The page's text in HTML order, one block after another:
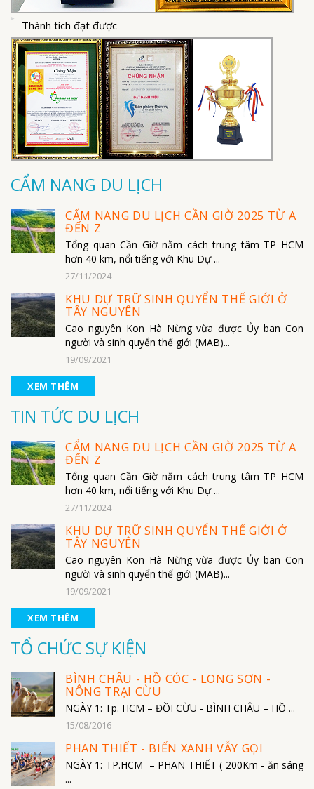
Thành tích đạt được
CẨM NANG DU LỊCH
CẨM NANG DU LỊCH CẦN GIỜ 2025 TỪ A
ĐẾN Z
Tổng quan Cần Giờ nằm cách trung tâm TP HCM
hơn 40 km, nổi tiếng với Khu Dự ...
27/11/2024
KHU DỰ TRỮ SINH QUYỂN THẾ GIỚI Ở
TÂY NGUYÊN
Cao nguyên Kon Hà Nừng vừa được Ủy ban Con
người và sinh quyển thế giới (MAB)...
19/09/2021
XEM THÊM
TIN TỨC DU LỊCH
CẨM NANG DU LỊCH CẦN GIỜ 2025 TỪ A
ĐẾN Z
Tổng quan Cần Giờ nằm cách trung tâm TP HCM
hơn 40 km, nổi tiếng với Khu Dự ...
27/11/2024
KHU DỰ TRỮ SINH QUYỂN THẾ GIỚI Ở
TÂY NGUYÊN
Cao nguyên Kon Hà Nừng vừa được Ủy ban Con
người và sinh quyển thế giới (MAB)...
19/09/2021
XEM THÊM
TỔ CHỨC SỰ KIỆN
BÌNH CHÂU - HỒ CÓC - LONG SƠN -
NÔNG TRẠI CỪU
NGÀY 1: Tp. HCM – ĐỒI CỪU - BÌNH CHÂU – HỒ ...
15/08/2016
PHAN THIẾT - BIỂN XANH VẪY GỌI
NGÀY 1: TP.HCM – PHAN THIẾT ( 200Km - ăn sáng
...